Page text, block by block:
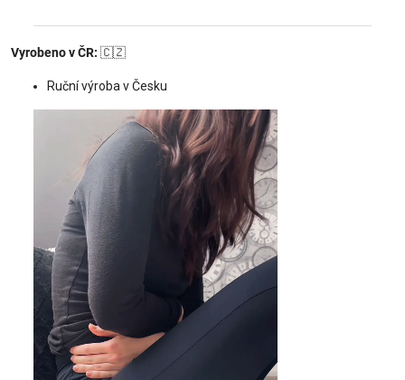
Vyrobeno v ČR: 🇨🇿
Ruční výroba v Česku